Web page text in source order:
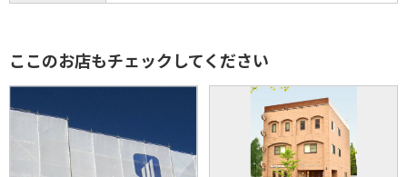
ここのお店もチェックしてください